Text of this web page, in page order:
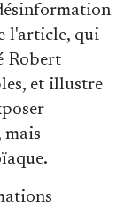
l'article, qui
Robert
et illustre
mais